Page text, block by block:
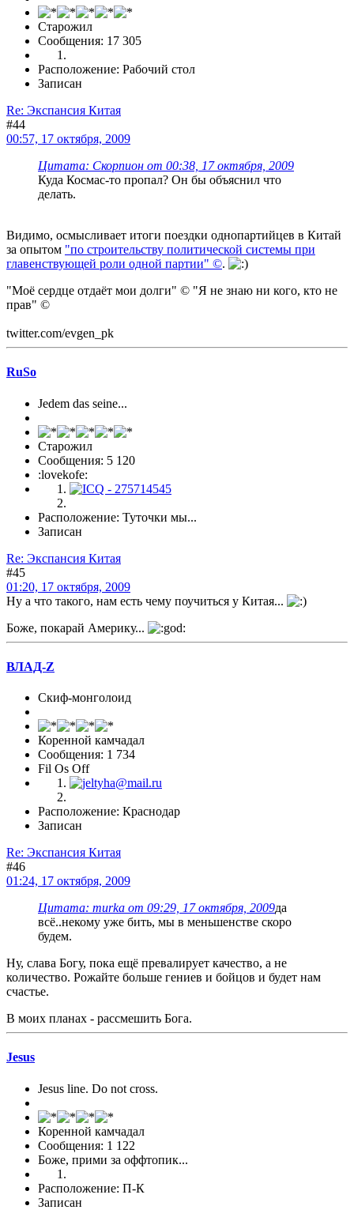
Старожил
Сообщения: 17 305
Расположение: Рабочий стол
Записан
Re: Экспансия Китая
#44
00:57, 17 октября, 2009
Цитата: Скорпион от 00:38, 17 октября, 2009
Куда Космас-то пропал? Он бы объяснил что
делать.
Видимо, осмысливает итоги поездки однопартийцев в Китай
за опытом "по строительству политической системы при
главенствующей роли одной партии" ©.
"Моё сердце отдаёт мои долги" © "Я не знаю ни кого, кто не
прав" ©
twitter.com/evgen_pk
RuSo
Jedem das seine...
Старожил
Сообщения: 5 120
:lovekofe:
Расположение: Туточки мы...
Записан
Re: Экспансия Китая
#45
01:20, 17 октября, 2009
Ну а что такого, нам есть чему поучиться у Китая...
Боже, покарай Америку...
ВЛАД-Z
Cкиф-монголоид
Коренной камчадал
Сообщения: 1 734
Fil Os Off
Расположение: Краснодар
Записан
Re: Экспансия Китая
#46
01:24, 17 октября, 2009
Цитата: murka от 09:29, 17 октября, 2009да
всё..некому уже бить, мы в меньшенстве скоро
будем.
Ну, слава Богу, пока ещё превалирует качество, а не
количество. Рожайте больше гениев и бойцов и будет нам
счастье.
В моих планах - рассмешить Бога.
Jesus
Jesus line. Do not cross.
Коренной камчадал
Сообщения: 1 122
Боже, прими за оффтопик...
Расположение: П-К
Записан